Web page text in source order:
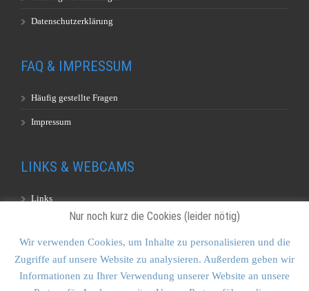
Datenschutzerklärung
FAQ & IMPRESSUM
Häufig gestellte Fragen
Impressum
LINKS & WEBCAMS
Links
KONTAKT & SITEMAP
Nur noch kurz die Cookies (leider nötig)
Wir verwenden Cookies, um Inhalte zu personalisieren und die
Zugriffe auf unsere Website zu analysieren. Außerdem geben wir
Informationen zu Ihrer Verwendung unserer Website an unsere